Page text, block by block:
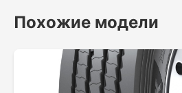
Похожие модели